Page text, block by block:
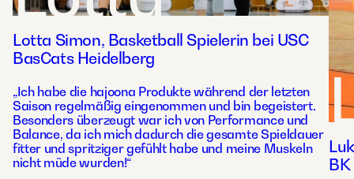
Lotta Simon, Basketball Spielerin bei USC
BasCats Heidelberg
„Ich habe die hajoona Produkte während der letzten
Saison regelmäßig eingenommen und bin begeistert.
Besonders überzeugt war ich von Performance und
Balance, da ich mich dadurch die gesamte Spieldauer
fitter und spritziger gefühlt habe und meine Muskeln
nicht müde wurden!“
BK